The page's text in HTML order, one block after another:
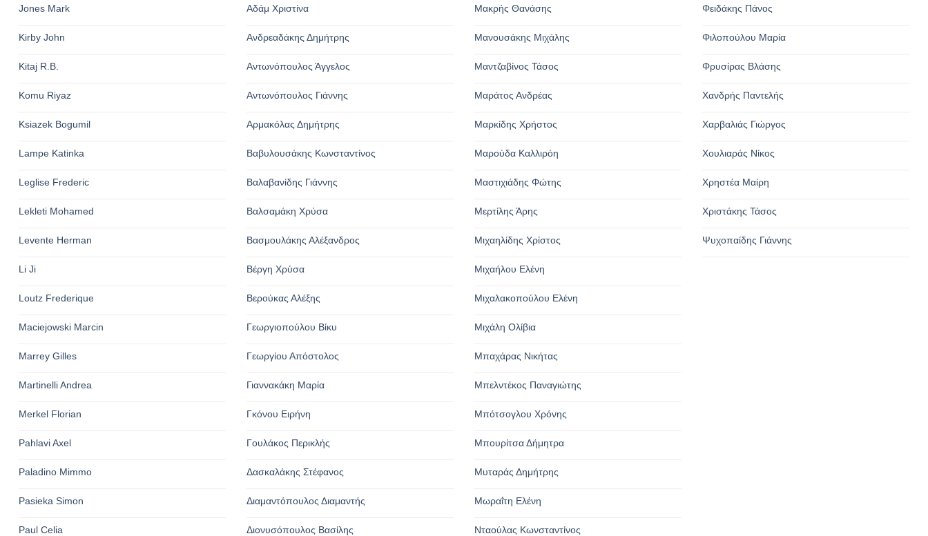
Jones Mark
Kirby John
Kitaj R.B.
Komu Riyaz
Ksiazek Bogumil
Lampe Katinka
Leglise Frederic
Lekleti Mohamed
Levente Herman
Li Ji
Loutz Frederique
Maciejowski Marcin
Marrey Gilles
Martinelli Andrea
Merkel Florian
Pahlavi Axel
Paladino Mimmo
Pasieka Simon
Paul Celia
Αδάμ Χριστίνα
Ανδρεαδάκης Δημήτρης
Αντωνόπουλος Άγγελος
Αντωνόπουλος Γιάννης
Αρμακόλας Δημήτρης
Βαβυλουσάκης Κωνσταντίνος
Βαλαβανίδης Γιάννης
Βαλσαμάκη Χρύσα
Βασμουλάκης Αλέξανδρος
Βέργη Χρύσα
Βερούκας Αλέξης
Γεωργιοπούλου Βίκυ
Γεωργίου Απόστολος
Γιαννακάκη Μαρία
Γκόνου Ειρήνη
Γουλάκος Περικλής
Δασκαλάκης Στέφανος
Διαμαντόπουλος Διαμαντής
Διονυσόπουλος Βασίλης
Μακρής Θανάσης
Μανουσάκης Μιχάλης
Μαντζαβίνος Τάσος
Μαράτος Ανδρέας
Μαρκίδης Χρήστος
Μαρούδα Καλλιρόη
Μαστιχιάδης Φώτης
Μερτίλης Άρης
Μιχαηλίδης Χρίστος
Μιχαήλου Ελένη
Μιχαλακοπούλου Ελένη
Μιχάλη Ολίβια
Μπαχάρας Νικήτας
Μπελντέκος Παναγιώτης
Μπότσογλου Χρόνης
Μπουρίτσα Δήμητρα
Μυταράς Δημήτρης
Μωραΐτη Ελένη
Νταούλας Κωνσταντίνος
Φειδάκης Πάνος
Φιλοπούλου Μαρία
Φρυσίρας Βλάσης
Χανδρής Παντελής
Χαρβαλιάς Γιώργος
Χουλιαράς Νίκος
Χρηστέα Μαίρη
Χριστάκης Τάσος
Ψυχοπαίδης Γιάννης